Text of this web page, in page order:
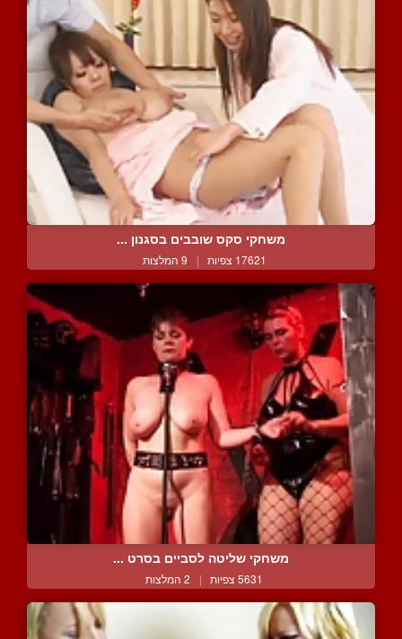
משחקי סקס שובבים בסגנון ...
17621 צפיות | 9 המלצות
משחקי שליטה לסביים בסרט ...
5631 צפיות | 2 המלצות